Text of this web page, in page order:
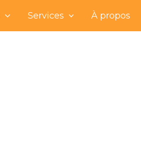
Services À propos